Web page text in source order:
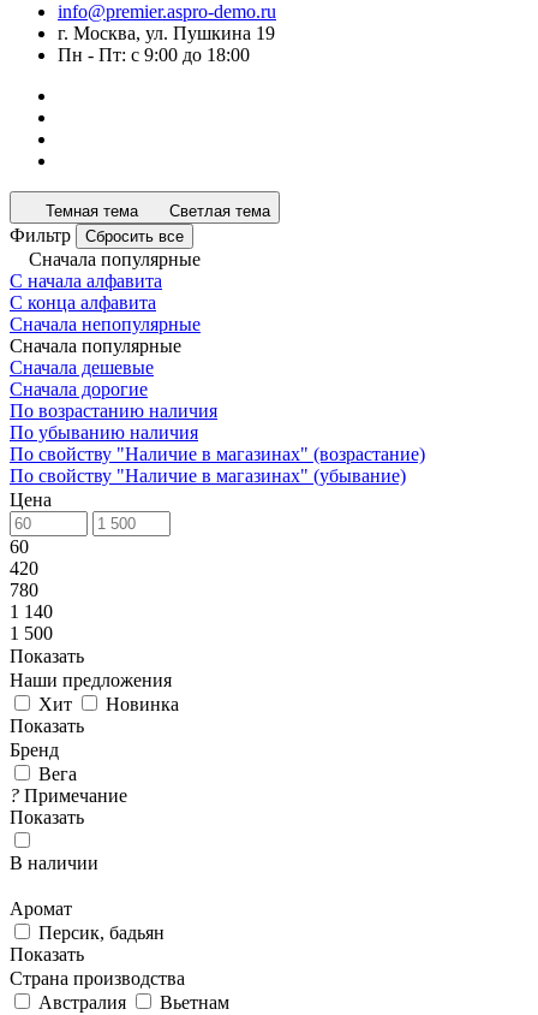
info@premier.aspro-demo.ru
г. Москва, ул. Пушкина 19
Пн - Пт: с 9:00 до 18:00
Темная тема Светлая тема
Фильтр Сбросить все
Сначала популярные
С начала алфавита
С конца алфавита
Сначала непопулярные
Сначала популярные
Сначала дешевые
Сначала дорогие
По возрастанию наличия
По убыванию наличия
По свойству "Наличие в магазинах" (возрастание)
По свойству "Наличие в магазинах" (убывание)
Цена
60
420
780
1 140
1 500
Показать
Наши предложения
Хит
Новинка
Показать
Бренд
Вега
? Примечание
Показать
В наличии
Аромат
Персик, бадьян
Показать
Страна производства
Австралия
Вьетнам